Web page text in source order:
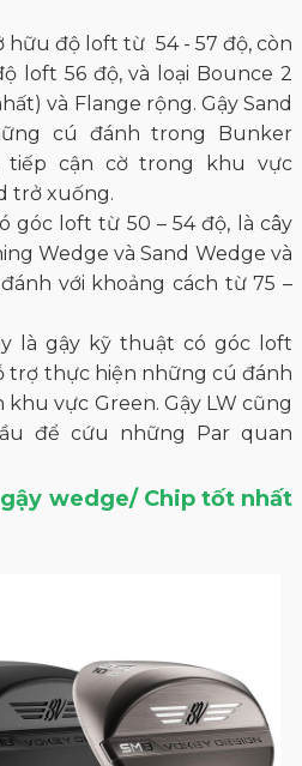
hữu độ loft từ 54 - 57 độ, còn
loft 56 độ, và loại Bounce 2
và Flange rộng. Gậy Sand
cú đánh trong Bunker
tiếp cận cờ trong khu vực
trở xuống.
góc loft từ 50 – 54 độ, là cây
Wedge và Sand Wedge và
với khoảng cách từ 75 –
là gậy kỹ thuật có góc loft
trợ thực hiện những cú đánh
khu vực Green. Gậy LW cũng
để cứu những Par quan
wedge/ Chip tốt nhất